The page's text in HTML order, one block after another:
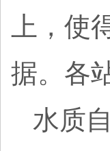
上，
据。各
水质